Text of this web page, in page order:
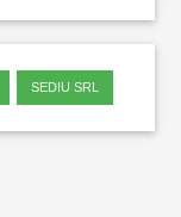
SEDIU SRL